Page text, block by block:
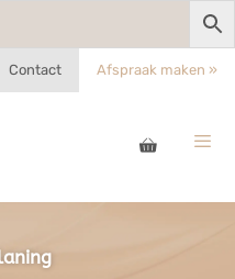
Contact Afspraak maken »